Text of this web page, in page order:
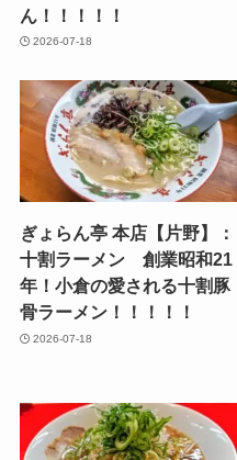
ん！！！！！
2026-07-18
ぎょらん亭 本店【片野】：
十割ラーメン 創業昭和21
年！小倉の愛される十割豚
骨ラーメン！！！！！
2026-07-18